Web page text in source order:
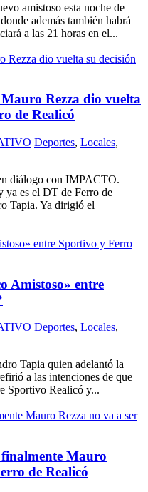
amistoso esta noche de
además también habrá
a las 21 horas en el...
Rezza dio vuelta
de Realicó
Deportes, Locales,
diálogo con IMPACTO.
ya es el DT de Ferro de
Tapia. Ya dirigió el
Amistoso» entre
Deportes, Locales,
Tapia quien adelantó la
a las intenciones de que
Sportivo Realicó y...
Mauro
de Realicó